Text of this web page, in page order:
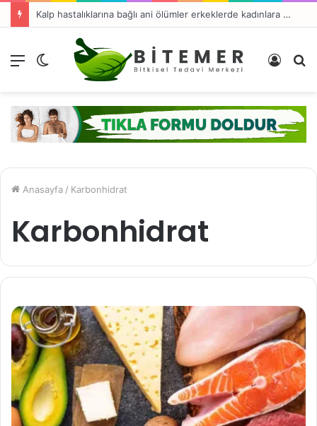
Kalp hastalıklarına bağlı ani ölümler erkeklerde kadınlara oranla 4 kat fazla
Menü
görünümü
Kayıt
Anasayfa / Karbonhidrat
Karbonhidrat